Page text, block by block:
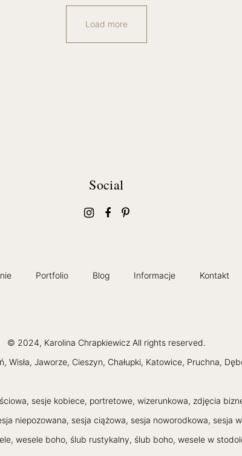
Load more
Social
Portfolio Blog Informacje Kontakt
© 2024, Karolina Chrapkiewicz All rights reserved.
Wisła, Jaworze, Cieszyn, Chałupki, Katowice, Pruchna,
sesje kobiece, portretowe, wizerunkowa, zdjęcia
niepozowana, sesja ciążowa, sesja noworodkowa, sesja
wesele boho, ślub rustykalny, ślub boho, wesele w